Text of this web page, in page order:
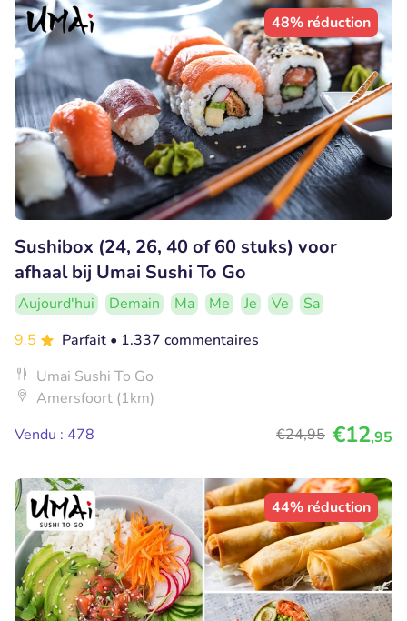
48% réduction
Sushibox (24, 26, 40 of 60 stuks) voor
afhaal bij Umai Sushi To Go
Aujourd'hui Demain Ma Me Je Ve
Sa
9.5
Parfait • 1.337 commentaires
Umai Sushi To Go
Amersfoort (1km)
Vendu : 478
€24,95 €12,95
44% réduction